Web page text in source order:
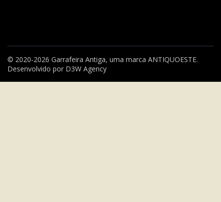
© 2020-2026 Garrafeira Antiga, uma marca ANTIQUOESTE.
Desenvolvido por D3W Agency